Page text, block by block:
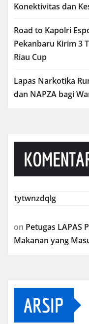
Konektivitas dan
Road to Kapolri
Pekanbaru Kirim 3
Riau Cup
Lapas Narkotika
dan NAPZA bagi
tytwnzdqlg
on Petugas LAPAS
Makanan yang
ARSIP